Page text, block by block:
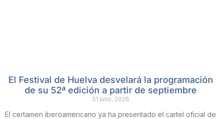
El Festival de Huelva desvelará la programación
de su 52ª edición a partir de septiembre
31 julio, 2026
El certamen iberoamericano ya ha presentado el cartel oficial de